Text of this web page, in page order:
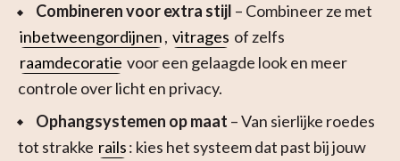
Combineren voor extra stijl – Combineer ze met
inbetweengordijnen, vitrages of zelfs
raamdecoratie voor een gelaagde look en meer
controle over licht en privacy.
Ophangsystemen op maat – Van sierlijke roedes
tot strakke rails: kies het systeem dat past bij jouw